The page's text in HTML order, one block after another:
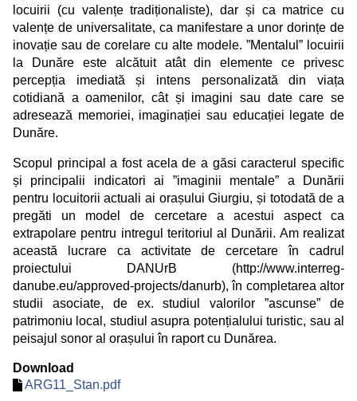
locuirii (cu valențe tradiționaliste), dar și ca matrice cu
valențe de universalitate, ca manifestare a unor dorințe de
inovație sau de corelare cu alte modele. ”Mentalul” locuirii
la Dunăre este alcătuit atât din elemente ce privesc
percepția imediată și intens personalizată din viața
cotidiană a oamenilor, cât și imagini sau date care se
adresează memoriei, imaginației sau educației legate de
Dunăre.
Scopul principal a fost acela de a găsi caracterul specific
și principalii indicatori ai ”imaginii mentale” a Dunării
pentru locuitorii actuali ai orașului Giurgiu, și totodată de a
pregăti un model de cercetare a acestui aspect ca
extrapolare pentru intregul teritoriul al Dunării. Am realizat
această lucrare ca activitate de cercetare în cadrul
proiectului DANUrB (http://www.interreg-
danube.eu/approved-projects/danurb), în completarea altor
studii asociate, de ex. studiul valorilor ”ascunse” de
patrimoniu local, studiul asupra potențialului turistic, sau al
peisajul sonor al orașului în raport cu Dunărea.
Download
ARG11_Stan.pdf